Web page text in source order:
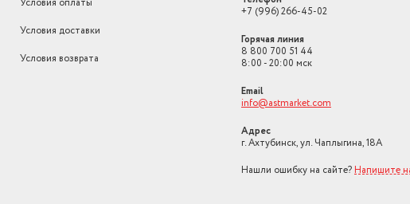
Условия оплаты
Условия доставки
Условия возврата
+7 (996) 266-45-02
Горячая линия
8 800 700 51 44
8:00 - 20:00 мск
Email
info@astmarket.com
Адрес
г. Ахтубинск, ул. Чаплыгина, 18А
Нашли ошибку на сайте? Напишите